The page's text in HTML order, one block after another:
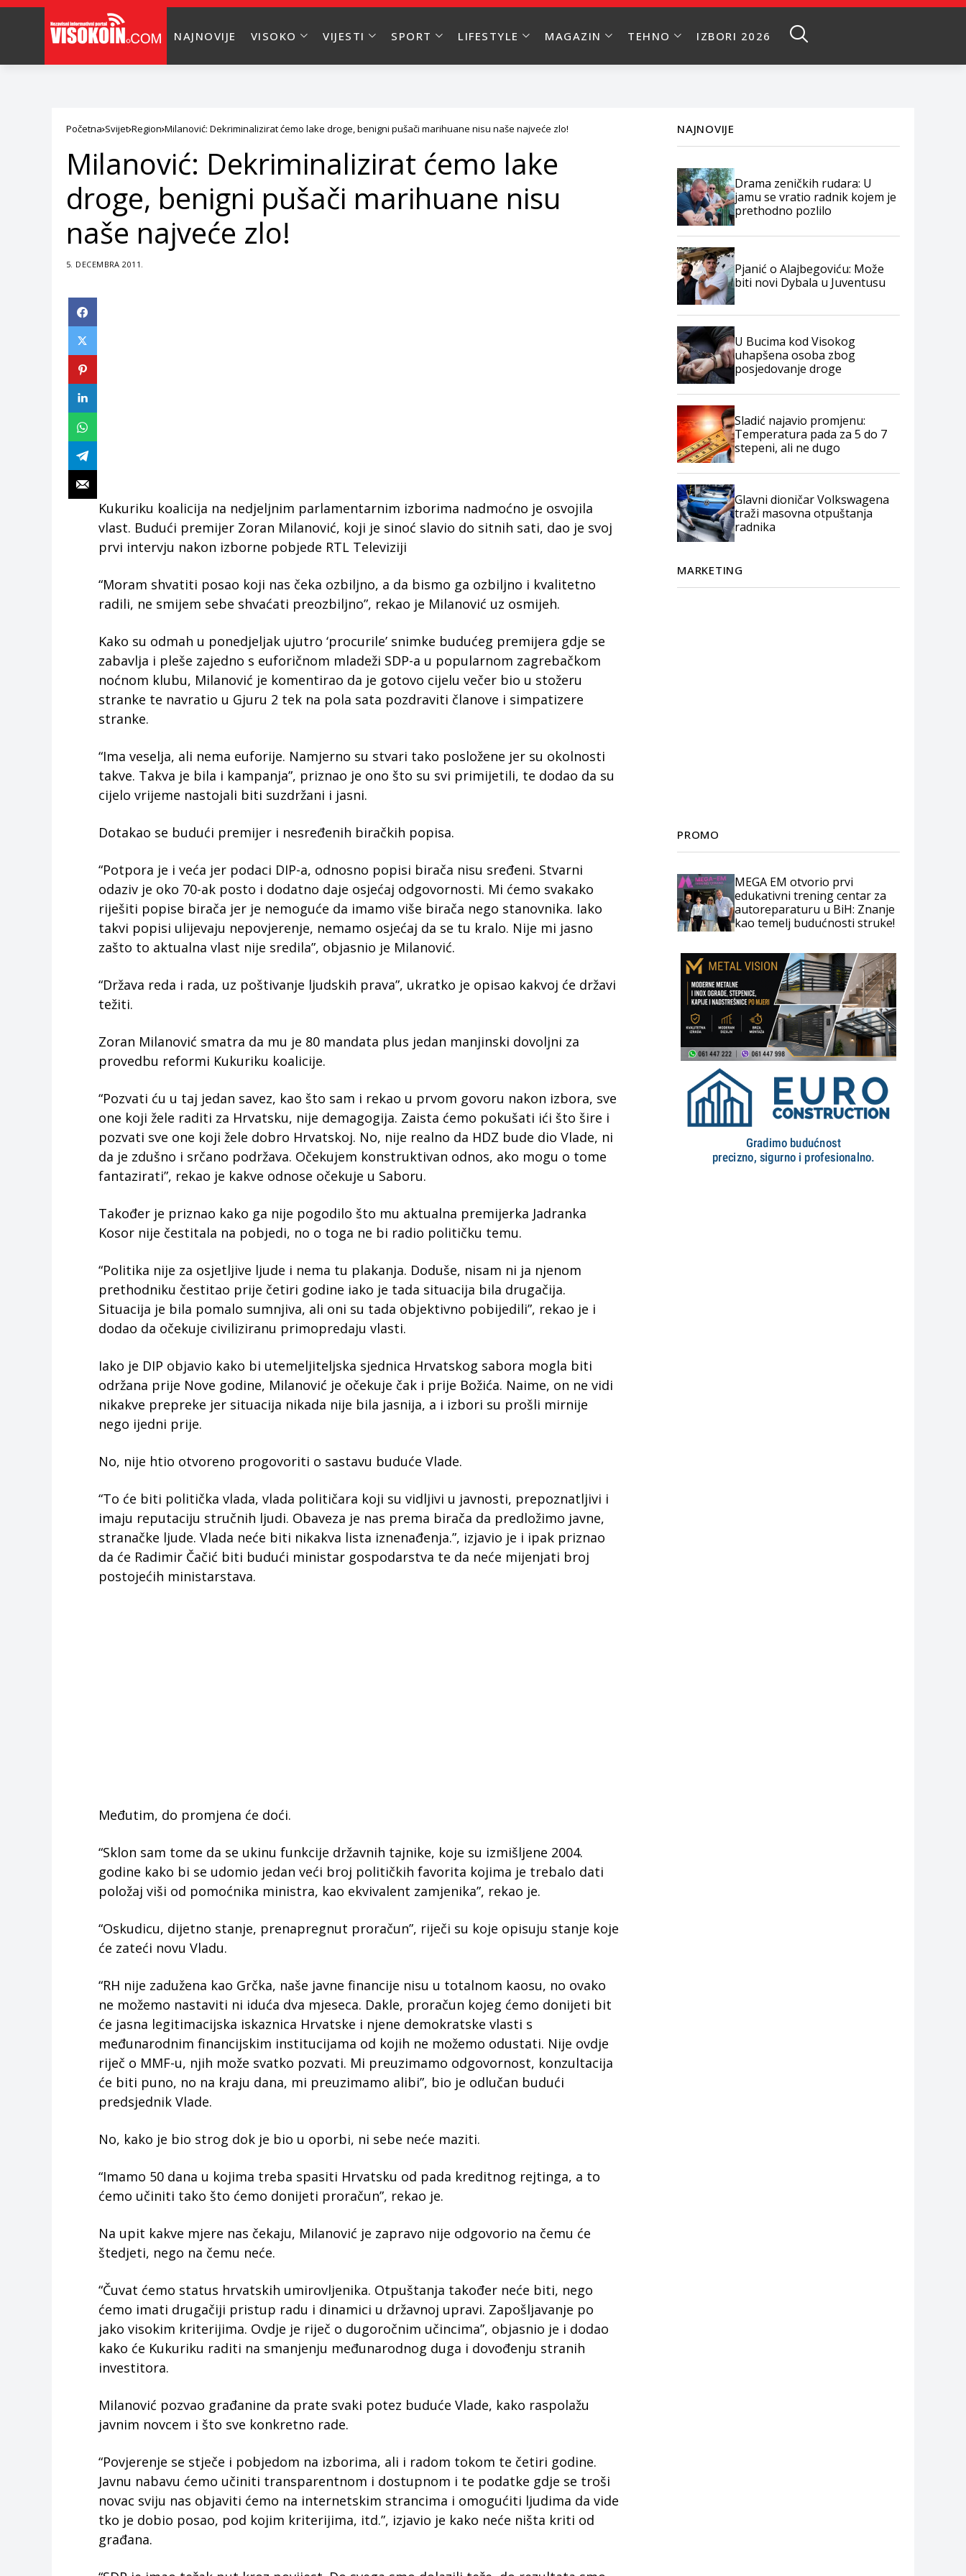
NAJNOVIJE VISOKO VIJESTI SPORT LIFESTYLE MAGAZIN TEHNO IZBORI 2026
Početna Svijet Region Milanović: Dekriminalizirat ćemo lake droge, benigni pušači marihuane nisu naše najveće zlo!
Milanović: Dekriminalizirat ćemo lake
droge, benigni pušači marihuane nisu
naše najveće zlo!
5. DECEMBRA 2011.
Kukuriku koalicija na nedjeljnim parlamentarnim izborima nadmoćno je osvojila
vlast. Budući premijer Zoran Milanović, koji je sinoć slavio do sitnih sati, dao je svoj
prvi intervju nakon izborne pobjede RTL Televiziji
“Moram shvatiti posao koji nas čeka ozbiljno, a da bismo ga ozbiljno i kvalitetno
radili, ne smijem sebe shvaćati preozbiljno”, rekao je Milanović uz osmijeh.
Kako su odmah u ponedjeljak ujutro ‘procurile’ snimke budućeg premijera gdje se
zabavlja i pleše zajedno s euforičnom mladeži SDP-a u popularnom zagrebačkom
noćnom klubu, Milanović je komentirao da je gotovo cijelu večer bio u stožeru
stranke te navratio u Gjuru 2 tek na pola sata pozdraviti članove i simpatizere
stranke.
“Ima veselja, ali nema euforije. Namjerno su stvari tako posložene jer su okolnosti
takve. Takva je bila i kampanja”, priznao je ono što su svi primijetili, te dodao da su
cijelo vrijeme nastojali biti suzdržani i jasni.
Dotakao se budući premijer i nesređenih biračkih popisa.
“Potpora je i veća jer podaci DIP-a, odnosno popisi birača nisu sređeni. Stvarni
odaziv je oko 70-ak posto i dodatno daje osjećaj odgovornosti. Mi ćemo svakako
riješiti popise birača jer je nemoguće da imamo više birača nego stanovnika. Iako
takvi popisi ulijevaju nepovjerenje, nemamo osjećaj da se tu kralo. Nije mi jasno
zašto to aktualna vlast nije sredila”, objasnio je Milanović.
“Država reda i rada, uz poštivanje ljudskih prava”, ukratko je opisao kakvoj će državi
težiti.
Zoran Milanović smatra da mu je 80 mandata plus jedan manjinski dovoljni za
provedbu reformi Kukuriku koalicije.
“Pozvati ću u taj jedan savez, kao što sam i rekao u prvom govoru nakon izbora, sve
one koji žele raditi za Hrvatsku, nije demagogija. Zaista ćemo pokušati ići što šire i
pozvati sve one koji žele dobro Hrvatskoj. No, nije realno da HDZ bude dio Vlade, ni
da je zdušno i srčano podržava. Očekujem konstruktivan odnos, ako mogu o tome
fantazirati”, rekao je kakve odnose očekuje u Saboru.
Također je priznao kako ga nije pogodilo što mu aktualna premijerka Jadranka
Kosor nije čestitala na pobjedi, no o toga ne bi radio političku temu.
“Politika nije za osjetljive ljude i nema tu plakanja. Doduše, nisam ni ja njenom
prethodniku čestitao prije četiri godine iako je tada situacija bila drugačija.
Situacija je bila pomalo sumnjiva, ali oni su tada objektivno pobijedili”, rekao je i
dodao da očekuje civiliziranu primopredaju vlasti.
Iako je DIP objavio kako bi utemeljiteljska sjednica Hrvatskog sabora mogla biti
održana prije Nove godine, Milanović je očekuje čak i prije Božića. Naime, on ne vidi
nikakve prepreke jer situacija nikada nije bila jasnija, a i izbori su prošli mirnije
nego ijedni prije.
No, nije htio otvoreno progovoriti o sastavu buduće Vlade.
“To će biti politička vlada, vlada političara koji su vidljivi u javnosti, prepoznatljivi i
imaju reputaciju stručnih ljudi. Obaveza je nas prema birača da predložimo javne,
stranačke ljude. Vlada neće biti nikakva lista iznenađenja.”, izjavio je i ipak priznao
da će Radimir Čačić biti budući ministar gospodarstva te da neće mijenjati broj
postojećih ministarstava.
Međutim, do promjena će doći.
“Sklon sam tome da se ukinu funkcije državnih tajnike, koje su izmišljene 2004.
godine kako bi se udomio jedan veći broj političkih favorita kojima je trebalo dati
položaj viši od pomoćnika ministra, kao ekvivalent zamjenika”, rekao je.
“Oskudicu, dijetno stanje, prenapregnut proračun”, riječi su koje opisuju stanje koje
će zateći novu Vladu.
“RH nije zadužena kao Grčka, naše javne financije nisu u totalnom kaosu, no ovako
ne možemo nastaviti ni iduća dva mjeseca. Dakle, proračun kojeg ćemo donijeti bit
će jasna legitimacijska iskaznica Hrvatske i njene demokratske vlasti s
međunarodnim financijskim institucijama od kojih ne možemo odustati. Nije ovdje
riječ o MMF-u, njih može svatko pozvati. Mi preuzimamo odgovornost, konzultacija
će biti puno, no na kraju dana, mi preuzimamo alibi”, bio je odlučan budući
predsjednik Vlade.
No, kako je bio strog dok je bio u oporbi, ni sebe neće maziti.
“Imamo 50 dana u kojima treba spasiti Hrvatsku od pada kreditnog rejtinga, a to
ćemo učiniti tako što ćemo donijeti proračun”, rekao je.
Na upit kakve mjere nas čekaju, Milanović je zapravo nije odgovorio na čemu će
štedjeti, nego na čemu neće.
“Čuvat ćemo status hrvatskih umirovljenika. Otpuštanja također neće biti, nego
ćemo imati drugačiji pristup radu i dinamici u državnoj upravi. Zapošljavanje po
jako visokim kriterijima. Ovdje je riječ o dugoročnim učincima”, objasnio je i dodao
kako će Kukuriku raditi na smanjenju međunarodnog duga i dovođenju stranih
investitora.
Milanović pozvao građanine da prate svaki potez buduće Vlade, kako raspolažu
javnim novcem i što sve konkretno rade.
“Povjerenje se stječe i pobjedom na izborima, ali i radom tokom te četiri godine.
Javnu nabavu ćemo učiniti transparentnom i dostupnom i te podatke gdje se troši
novac sviju nas objaviti ćemo na internetskim strancima i omogućiti ljudima da vide
tko je dobio posao, pod kojim kriterijima, itd.”, izjavio je kako neće ništa kriti od
građana.
NAJNOVIJE
Drama zeničkih rudara: U
jamu se vratio radnik kojem je
prethodno pozlilo
Pjanić o Alajbegoviću: Može
biti novi Dybala u Juventusu
U Bucima kod Visokog
uhapšena osoba zbog
posjedovanje droge
Sladić najavio promjenu:
Temperatura pada za 5 do 7
stepeni, ali ne dugo
Glavni dioničar Volkswagena
traži masovna otpuštanja
radnika
MARKETING
PROMO
MEGA EM otvorio prvi
edukativni trening centar za
autoreparaturu u BiH: Znanje
kao temelj budućnosti struke!